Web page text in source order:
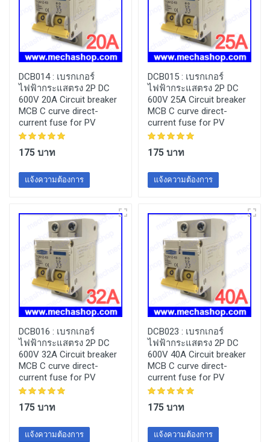
DCB014 : เบรกเกอร์
ไฟฟ้ากระแสตรง 2P DC
600V 20A Circuit breaker
MCB C curve direct-
current fuse for PV
175 บาท
แจ้งความต้องการ
DCB015 : เบรกเกอร์
ไฟฟ้ากระแสตรง 2P DC
600V 25A Circuit breaker
MCB C curve direct-
current fuse for PV
175 บาท
แจ้งความต้องการ
DCB016 : เบรกเกอร์
ไฟฟ้ากระแสตรง 2P DC
600V 32A Circuit breaker
MCB C curve direct-
current fuse for PV
175 บาท
แจ้งความต้องการ
DCB023 : เบรกเกอร์
ไฟฟ้ากระแสตรง 2P DC
600V 40A Circuit breaker
MCB C curve direct-
current fuse for PV
175 บาท
แจ้งความต้องการ